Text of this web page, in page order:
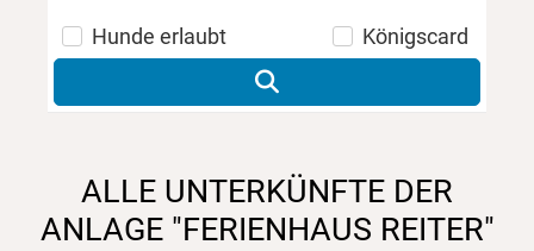
Hunde erlaubt Königscard
ALLE UNTERKÜNFTE DER
ANLAGE"FERIENHAUS REITER"